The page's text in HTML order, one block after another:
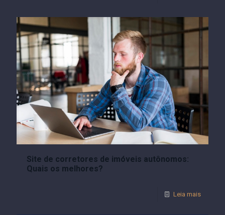
Site de corretores de imóveis autônomos:
Quais os melhores?
Leia mais